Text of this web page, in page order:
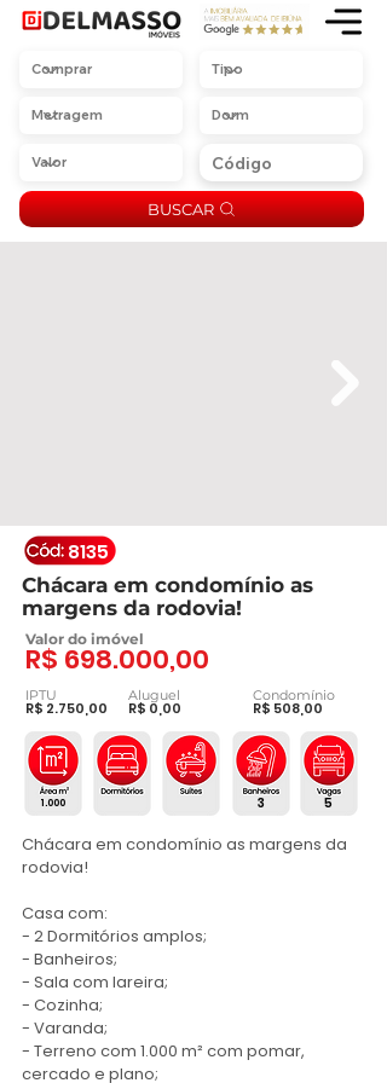
BUSCAR
8135
Chácara em condomínio as
margens da rodovia!
Valor do imóvel
R$ 698.000,00
IPTU
R$ 2.750,00
Aluguel
R$ 0,00
Condomínio
R$ 508,00
3 5
1.000
Chácara em condomínio as margens da
rodovia!
Casa com:
- 2 Dormitórios amplos;
- Banheiros;
- Sala com lareira;
- Cozinha;
- Varanda;
- Terreno com 1.000 m² com pomar,
cercado e plano;